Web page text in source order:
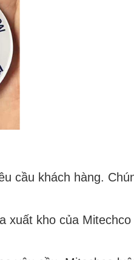
cầu khách hàng.
xuất kho của Mitechco